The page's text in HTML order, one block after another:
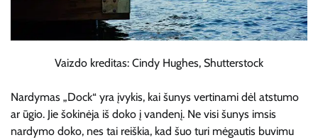
Vaizdo kreditas: Cindy Hughes, Shutterstock
Nardymas „Dock“ yra įvykis, kai šunys vertinami dėl atstumo
ar ūgio. Jie šokinėja iš doko į vandenį. Ne visi šunys imsis
nardymo doko, nes tai reiškia, kad šuo turi mėgautis buvimu